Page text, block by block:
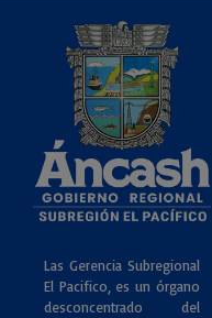
Las Gerencia Subregional
El Pacifico, es un órgano
desconcentrado del